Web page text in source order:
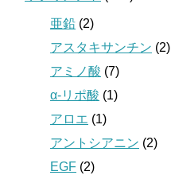
亜鉛 (2)
アスタキサンチン (2)
アミノ酸 (7)
α-リポ酸 (1)
アロエ (1)
アントシアニン (2)
EGF (2)